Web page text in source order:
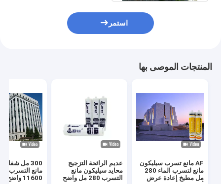
استمر
المنتجات الموصى بها
AF مانع تسرب سيليكون
مانع لتسرب الماء 280
مل مطبخ إعادة عرض
عديم الرائحة التزجيج
محايد سيليكون مانع
التسرب 280 مل واضح
300 مل
11600